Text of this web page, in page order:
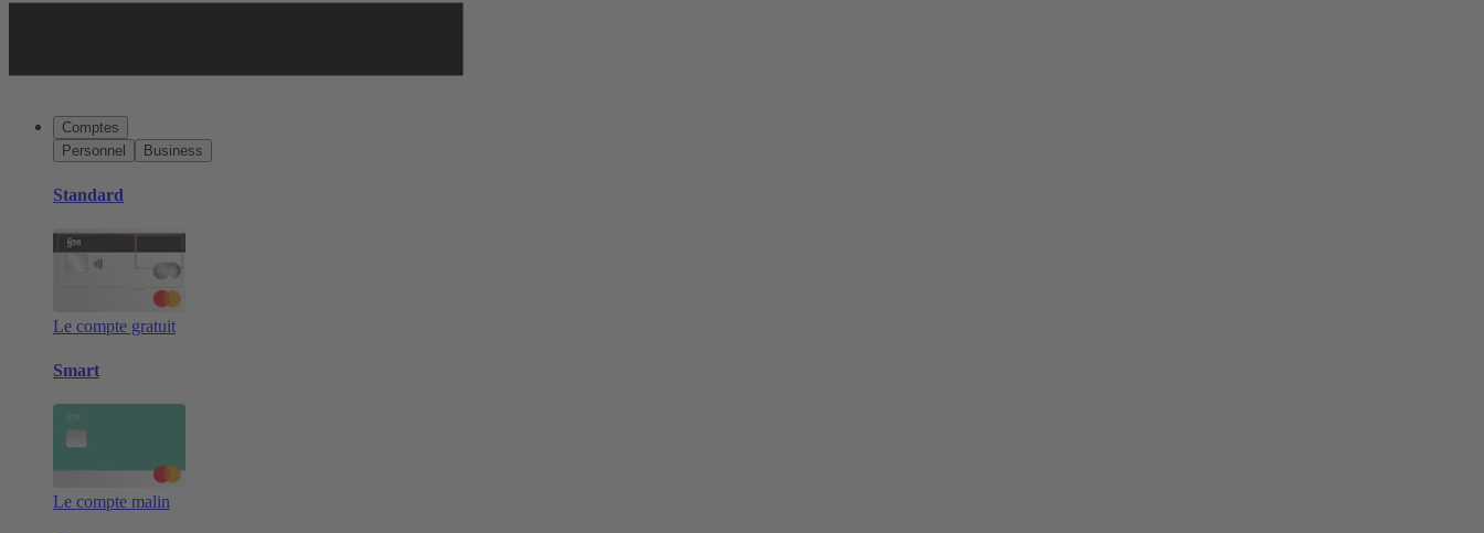
Comptes
Personnel
Business
Standard
Le compte gratuit
Smart
Le compte malin